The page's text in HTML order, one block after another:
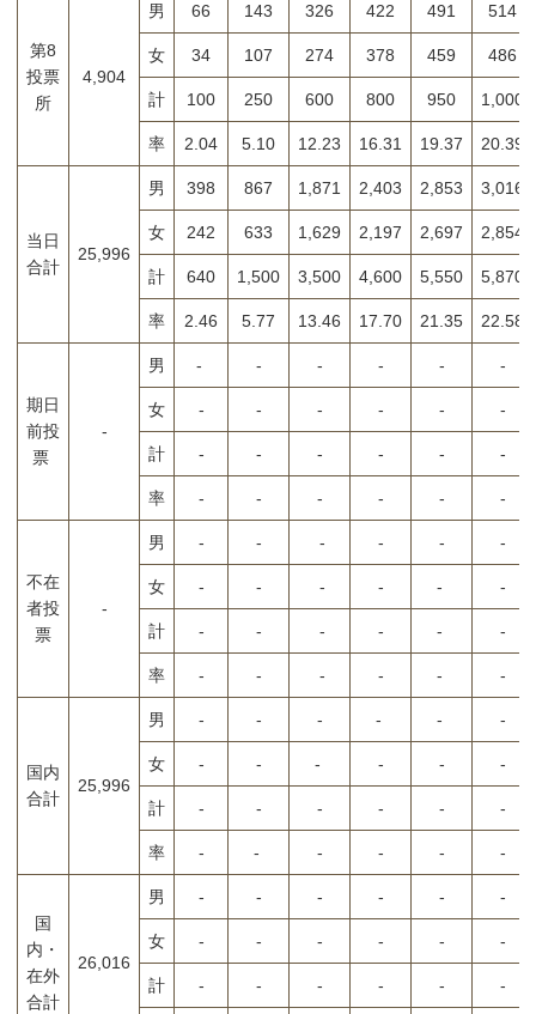
第8
投票
所
4,904
男 66 143 326 422 491 514
女 34 107 274 378 459 486
計 100 250 600 800 950 1,000
率 2.04 5.10 12.23 16.31 19.37 20.39
当日
合計
25,996
男 398 867 1,871 2,403 2,853 3,016
女 242 633 1,629 2,197 2,697 2,854
計 640 1,500 3,500 4,600 5,550 5,870
率 2.46 5.77 13.46 17.70 21.35 22.58
期日
前投
票
-
男 - - - - - -
女 - - - - - -
計 - - - - - -
率 - - - - - -
不在
者投
票
-
男 - - - - - -
女 - - - - - -
計 - - - - - -
率 - - - - - -
国内
合計
25,996
男 - - - - - -
女 - - - - - -
計 - - - - - -
率 - - - - - -
国
内・
在外
合計
26,016
男 - - - - - -
女 - - - - - -
計 - - - - - -